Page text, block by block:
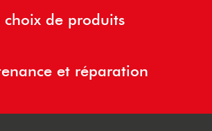
choix de produits
et réparation